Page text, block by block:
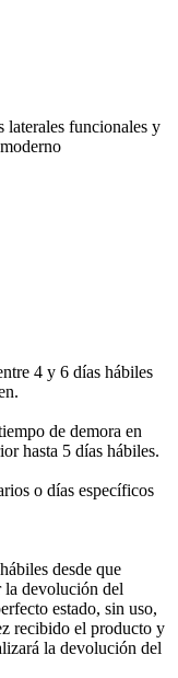
laterales funcionales y
4 y 6 días hábiles
de demora en
hasta 5 días hábiles.
o días específicos
desde que
la devolución del
estado, sin uso,
recibido el producto y
la devolución del